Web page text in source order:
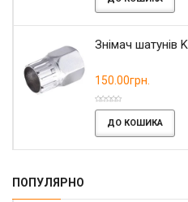
Знімач шатунів
150.00грн.
ДО КОШИКА
ПОПУЛЯРНО